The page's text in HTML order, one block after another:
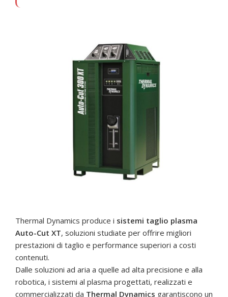
Thermal Dynamics produce i sistemi taglio plasma
Auto-Cut XT, soluzioni studiate per offrire migliori
prestazioni di taglio e performance superiori a costi
contenuti.
Dalle soluzioni ad aria a quelle ad alta precisione e alla
robotica, i sistemi al plasma progettati, realizzati e
commercializzati da Thermal Dynamics garantiscono un